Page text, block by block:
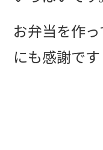
お弁当を作
にも感謝です